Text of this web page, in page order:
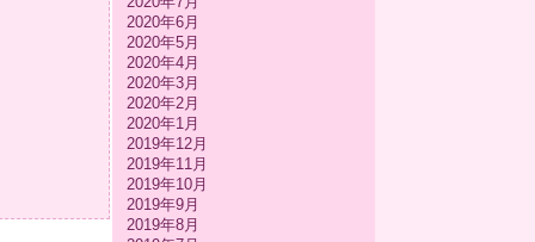
2020年6月
2020年5月
2020年4月
2020年3月
2020年2月
2020年1月
2019年12月
2019年11月
2019年10月
2019年9月
2019年8月